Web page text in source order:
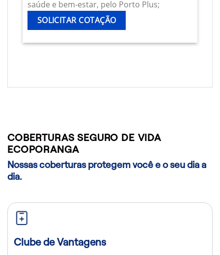
saúde e bem-estar, pelo Porto Plus;
SOLICITAR COTAÇÃO
COBERTURAS SEGURO DE VIDA
ECOPORANGA
Nossas coberturas protegem você e o seu dia a
dia.
Clube de Vantagens